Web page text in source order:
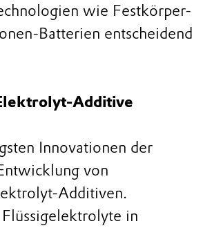
wie Festkörper-
Batterien entscheidend
Additive
Innovationen der
von
Additiven.
in